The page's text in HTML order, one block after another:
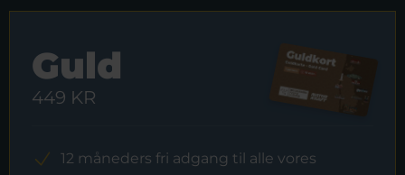
Guld
449 KR
12 måneders fri adgang til alle vores